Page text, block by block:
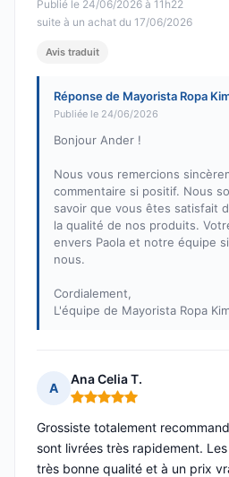
Publié le 24/06/2026 à 11h22
suite à un achat du 17/06/2026
Avis traduit
Réponse de Mayorista Ropa
Publiée le 24/06/2026
Bonjour Ander !
Nous vous remercions
commentaire si positif. Nous
savoir que vous êtes satisfait
la qualité de nos produits.
envers Paola et notre équipe
nous.
Cordialement,
L'équipe de Mayorista Ropa
A
Ana Celia T.
Note : 5 sur 5
Grossiste totalement
sont livrées très rapidement.
très bonne qualité et à un prix